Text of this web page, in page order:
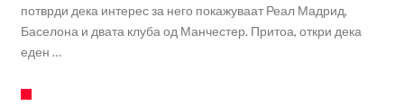
потврди дека интерес за него покажуваат Реал Мадрид,
Баселона и двата клуба од Манчестер. Притоа, откри дека
еден …